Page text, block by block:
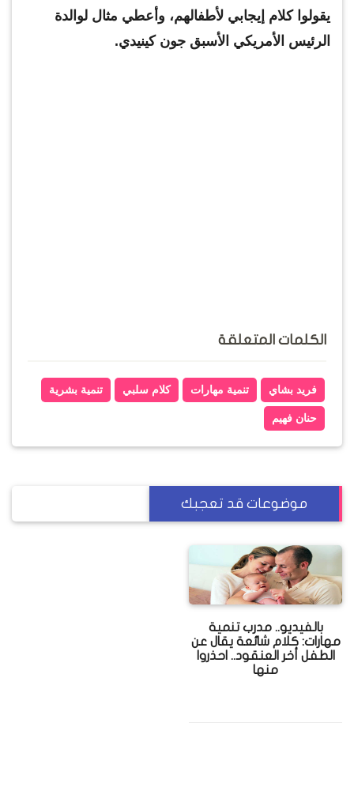
يقولوا كلام إيجابي لأطفالهم، وأعطي مثال لوالدة
الرئيس الأمريكي الأسبق جون كينيدي.
الكلمات المتعلقة
فريد بشاي تنمية مهارات كلام سلبي تنمية بشرية
حنان فهيم
موضوعات قد تعجبك
بالفيديو.. مدرب تنمية
مهارات: كلام شائعة يقال عن
الطفل أخر العنقود.. احذروا
منها